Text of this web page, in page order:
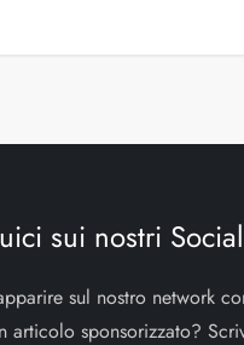
sui nostri
sul nostro network
articolo sponsorizzato?